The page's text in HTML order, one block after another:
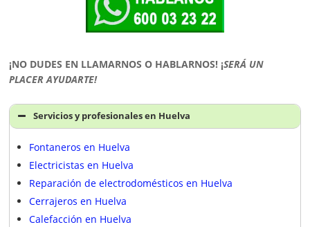
¡NO DUDES EN LLAMARNOS O HABLARNOS! ¡SERÁ UN
PLACER AYUDARTE!
Servicios y profesionales en Huelva
Fontaneros en Huelva
Electricistas en Huelva
Reparación de electrodomésticos en Huelva
Cerrajeros en Huelva
Calefacción en Huelva